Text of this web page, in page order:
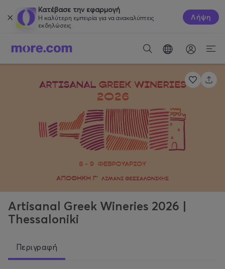
Κατέβασε την εφαρμογή
Η καλύτερη εμπειρία για να ανακαλύπτεις
εκδηλώσεις.
Λήψη
Artisanal Greek Wineries 2026 |
Thessaloniki
Περιγραφή